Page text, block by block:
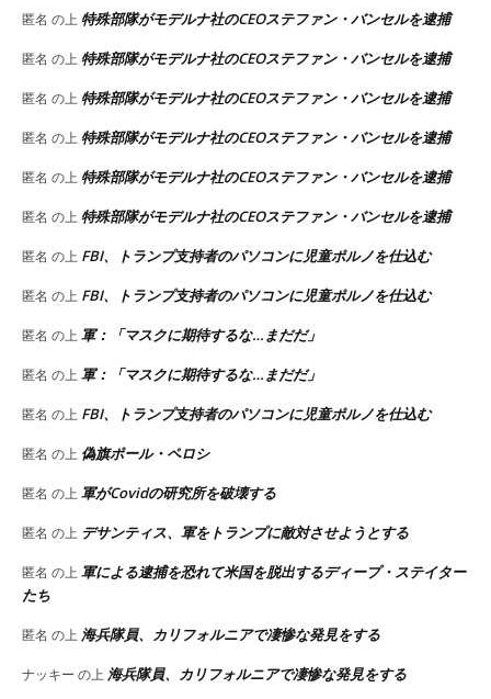
匿名 の上 特殊部隊がモデルナ社のCEOステファン・バンセルを逮捕
匿名 の上 特殊部隊がモデルナ社のCEOステファン・バンセルを逮捕
匿名 の上 特殊部隊がモデルナ社のCEOステファン・バンセルを逮捕
匿名 の上 特殊部隊がモデルナ社のCEOステファン・バンセルを逮捕
匿名 の上 特殊部隊がモデルナ社のCEOステファン・バンセルを逮捕
匿名 の上 特殊部隊がモデルナ社のCEOステファン・バンセルを逮捕
匿名 の上 FBI、トランプ支持者のパソコンに児童ポルノを仕込む
匿名 の上 FBI、トランプ支持者のパソコンに児童ポルノを仕込む
匿名 の上 軍：「マスクに期待するな…まだだ」
匿名 の上 軍：「マスクに期待するな…まだだ」
匿名 の上 FBI、トランプ支持者のパソコンに児童ポルノを仕込む
匿名 の上 偽旗ポール・ペロシ
匿名 の上 軍がCovidの研究所を破壊する
匿名 の上 デサンティス、軍をトランプに敵対させようとする
匿名 の上 軍による逮捕を恐れて米国を脱出するディープ・ステイター
たち
匿名 の上 海兵隊員、カリフォルニアで凄惨な発見をする
ナッキー の上 海兵隊員、カリフォルニアで凄惨な発見をする